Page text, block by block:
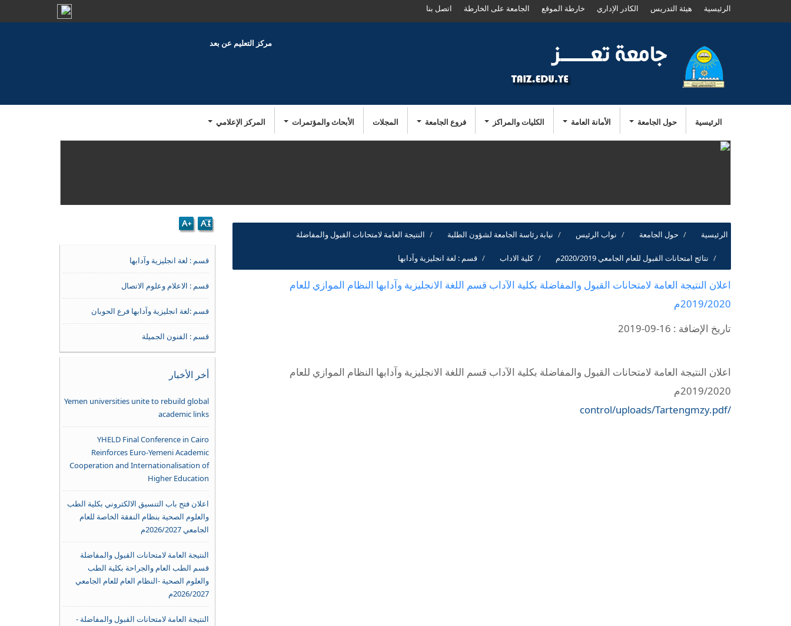
الرئيسية هيئة التدريس الكادر الإداري خارطة الموقع الجامعة على الخارطة اتصل بنا
مركز التعليم عن بعد
الرئيسية حول الجامعة الأمانة العامة الكليات والمراكز فروع الجامعة المجلات الأبحاث والمؤتمرات المركز الإعلامي
الرئيسية حول الجامعة نواب الرئيس نيابة رئاسة الجامعة لشؤون الطلبة النتيجة العامة لامتحانات القبول والمفاضلة
نتائج امتحانات القبول للعام الجامعي 2020/2019م كلية الاداب قسم : لغة انجليزية وآدابها
اعلان النتيجة العامة لامتحانات القبول والمفاضلة بكلية الآداب قسم اللغة الانجليزية وآدابها النظام الموازي للعام
2019/2020م
تاريخ الإضافة : 16-09-2019
اعلان النتيجة العامة لامتحانات القبول والمفاضلة بكلية الآداب قسم اللغة الانجليزية وآدابها النظام الموازي للعام
2019/2020م
/control/uploads/Tartengmzy.pdf
قسم : لغة انجليزية وآدابها
قسم : الاعلام وعلوم الاتصال
قسم :لغة انجليزية وآدابها فرع الحوبان
قسم : الفنون الجميلة
أخر الأخبار
Yemen universities unite to rebuild global
academic links
YHELD Final Conference in Cairo
Reinforces Euro-Yemeni Academic
Cooperation and Internationalisation of
Higher Education
اعلان فتح باب التنسيق الالكتروني بكلية الطب
والعلوم الصحية بنظام النفقة الخاصة للعام
الجامعي 2026/2027م
النتيجة العامة لامتحانات القبول والمفاضلة
قسم الطب العام والجراحة بكلية الطب
والعلوم الصحية -النظام العام للعام الجامعي
2026/2027م
النتيجة العامة لامتحانات القبول والمفاضلة -